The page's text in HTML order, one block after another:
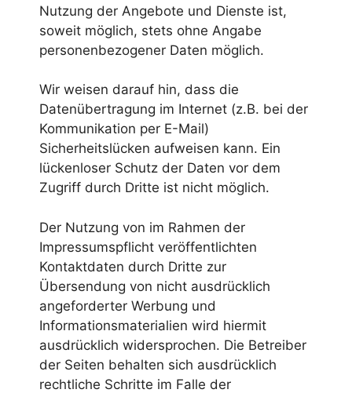
Nutzung der Angebote und Dienste ist,
soweit möglich, stets ohne Angabe
personenbezogener Daten möglich.
Wir weisen darauf hin, dass die
Datenübertragung im Internet (z.B. bei der
Kommunikation per E-Mail)
Sicherheitslücken aufweisen kann. Ein
lückenloser Schutz der Daten vor dem
Zugriff durch Dritte ist nicht möglich.
Der Nutzung von im Rahmen der
Impressumspflicht veröffentlichten
Kontaktdaten durch Dritte zur
Übersendung von nicht ausdrücklich
angeforderter Werbung und
Informationsmaterialien wird hiermit
ausdrücklich widersprochen. Die Betreiber
der Seiten behalten sich ausdrücklich
rechtliche Schritte im Falle der